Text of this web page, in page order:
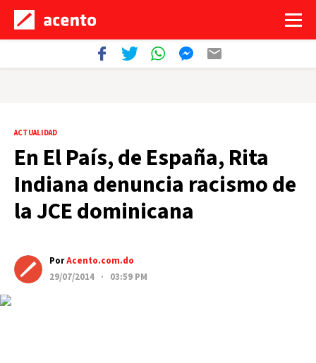
ACTUALIDAD
En El País, de España, Rita
Indiana denuncia racismo de
la JCE dominicana
PorAcento.com.do
29/07/2014 · 03:59 PM